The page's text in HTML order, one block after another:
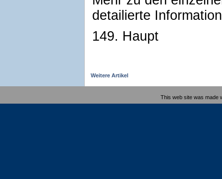
detailierte
149. Haupt
Weitere Artikel
This web site was made